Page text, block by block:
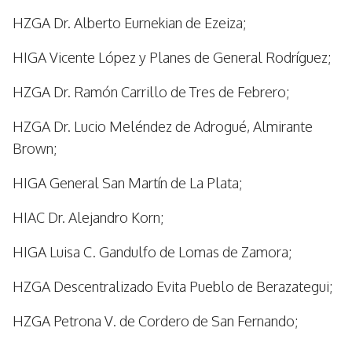
HZGA Dr. Alberto Eurnekian de Ezeiza;
HIGA Vicente López y Planes de General Rodríguez;
HZGA Dr. Ramón Carrillo de Tres de Febrero;
HZGA Dr. Lucio Meléndez de Adrogué, Almirante
Brown;
HIGA General San Martín de La Plata;
HIAC Dr. Alejandro Korn;
HIGA Luisa C. Gandulfo de Lomas de Zamora;
HZGA Descentralizado Evita Pueblo de Berazategui;
HZGA Petrona V. de Cordero de San Fernando;